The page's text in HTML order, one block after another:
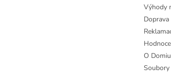
Výhody
O Domiu
Soubory